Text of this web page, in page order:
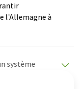
l'Allemagne à
système
présenter